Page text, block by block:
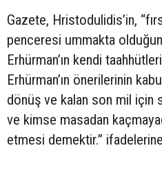
Gazete, Hristodulidis’in,
penceresi ummakta
Erhürman’ın kendi
Erhürman’ın önerilerinin
dönüş ve kalan son mil için
ve kimse masadan
etmesi demektir.”